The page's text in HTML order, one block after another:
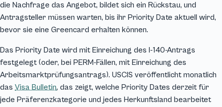
die Nachfrage das Angebot, bildet sich ein Rückstau, und
Antragsteller müssen warten, bis ihr Priority Date aktuell wird,
bevor sie eine Greencard erhalten können.
Das Priority Date wird mit Einreichung des I-140-Antrags
festgelegt (oder, bei PERM-Fällen, mit Einreichung des
Arbeitsmarktprüfungsantrags). USCIS veröffentlicht monatlich
das Visa Bulletin, das zeigt, welche Priority Dates derzeit für
jede Präferenzkategorie und jedes Herkunftsland bearbeitet